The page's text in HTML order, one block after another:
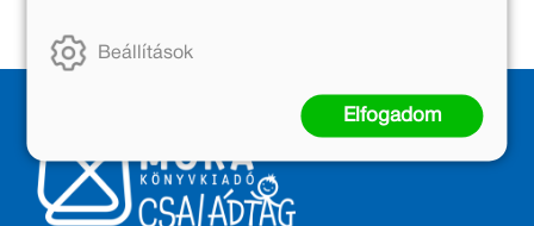
Beállítások
Elfogadom